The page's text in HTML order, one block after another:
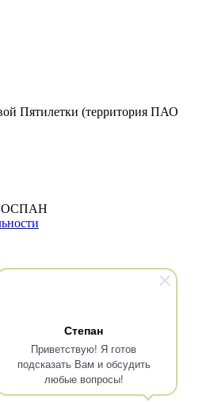
Степан
Приветствую! Я готов
подсказать Вам и обсудить
любые вопросы!
Пятилетки (территория ПАО